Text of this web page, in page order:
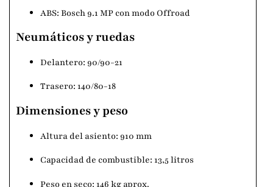
ABS: Bosch 9.1 MP con modo Offroad
Neumáticos y ruedas
Delantero: 90/90-21
Trasero: 140/80-18
Dimensiones y peso
Altura del asiento: 910 mm
Capacidad de combustible: 13,5 litros
Peso en seco: 146 kg aprox.